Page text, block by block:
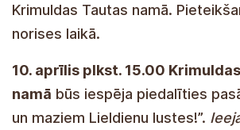
Krimuldas Tautas namā.
norises laikā.
10. aprīlis plkst. 15.00
namā būs iespēja piedalīties
un maziem Lieldienu lustes!”.